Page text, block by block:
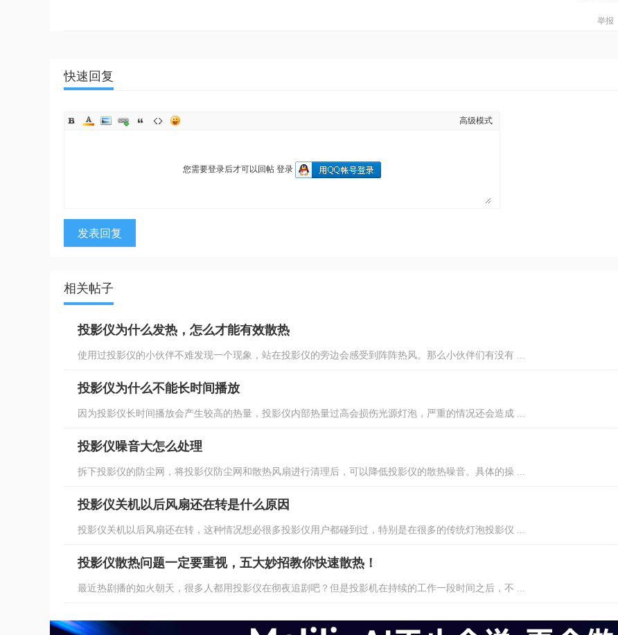
举报
快速回复
高级模式
您需要登录后才可以回帖 登录
发表回复
相关帖子
投影仪为什么发热，怎么才能有效散热
使用过投影仪的小伙伴不难发现一个现象，站在投影仪的旁边会感受到阵阵热风。那么小伙伴们有没有 ...
投影仪为什么不能长时间播放
因为投影仪长时间播放会产生较高的热量，投影仪内部热量过高会损伤光源灯泡，严重的情况还会造成 ...
投影仪噪音大怎么处理
拆下投影仪的防尘网，将投影仪防尘网和散热风扇进行清理后，可以降低投影仪的散热噪音。具体的操 ...
投影仪关机以后风扇还在转是什么原因
投影仪关机以后风扇还在转，这种情况想必很多投影仪用户都碰到过，特别是在很多的传统灯泡投影仪 ...
投影仪散热问题一定要重视，五大妙招教你快速散热！
最近热剧播的如火朝天，很多人都用投影仪在彻夜追剧吧？但是投影机在持续的工作一段时间之后，不 ...